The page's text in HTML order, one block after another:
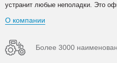
устранит любые неполадки. Это
О компании
Более 3000